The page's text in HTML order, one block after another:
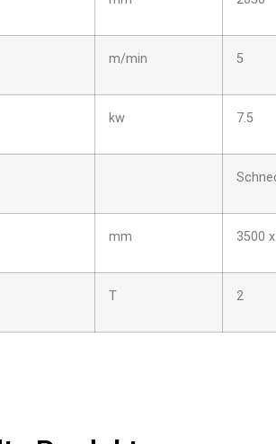
m/min 5
kw 7.5
mm 3500
T 2